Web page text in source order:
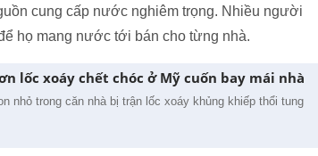
cung cấp nước nghiêm trọng. Nhiều người
họ mang nước tới bán cho từng nhà.
lốc xoáy chết chóc ở Mỹ cuốn bay mái nhà
nhỏ trong căn nhà bị trận lốc xoáy khủng khiếp thổi tung